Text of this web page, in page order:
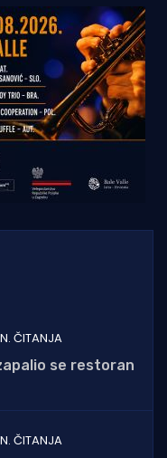
ČITANJA
se restoran
ČITANJA